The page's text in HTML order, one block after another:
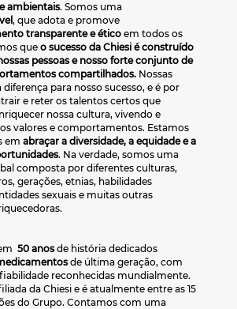
ambientais. Somos uma
, que adota e promove
transparente e ético em todos os
que o sucesso da Chiesi é construído
pessoas e nosso forte conjunto de
compartilhados. Nossas
diferença para nosso sucesso, e é por
e reter os talentos certos que
nossa cultura, vivendo e
valores e comportamentos. Estamos
em abraçar a diversidade, a equidade e a
. Na verdade, somos uma
composta por diferentes culturas,
gerações, etnias, habilidades
sexuais e muitas outras
50 anosde história dedicados
de última geração, com
reconhecidas mundialmente.
da Chiesi e é atualmente entre as 15
do Grupo. Contamos com uma